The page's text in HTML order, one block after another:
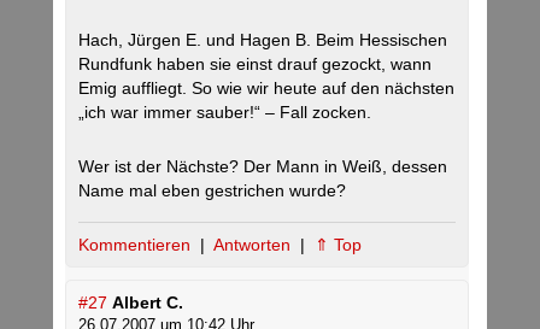
Hach, Jürgen E. und Hagen B. Beim Hessischen
Rundfunk haben sie einst drauf gezockt, wann
Emig auffliegt. So wie wir heute auf den nächsten
„ich war immer sauber!“ – Fall zocken.
Wer ist der Nächste? Der Mann in Weiß, dessen
Name mal eben gestrichen wurde?
Kommentieren | Antworten | ⇑ Top
#27 Albert C.
26.07.2007 um 10:42 Uhr